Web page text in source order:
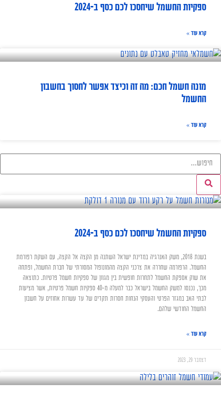
ספקיות החשמל שיחסכו לכם כסף ב-2024
קרא עוד »
מונה חשמל חכם: מה זה וכיצד אפשר לחסוך בחשבון
החשמל
קרא עוד »
ספקיות החשמל שיחסכו לכם כסף ב-2024
בשנת 2018, משק האנרגיה במדינת ישראל השתנה מן הקצה אל הקצה, עם השקת רפורמת
החשמל. הרפורמה שחררה את צרכני הקצה מהמונופול המסורתי של חברת החשמל, ופתחה
את שוק אספקת החשמל לתחרות חופשית בין מגוון של ספקיות חשמל פרטיות. כתוצאה
מכך, נכנסו למשק החשמל בישראל כבר למעלה מ-40 ספקיות חשמל פרטיות, אשר מציעות
לבתי האב במגזר הפרטי והעסקי הנחות חסרות תקדים של עד עשרות אחוזים על חשבון
החשמל החודשי שלהם.
קרא עוד »
דצמבר 29, 2023